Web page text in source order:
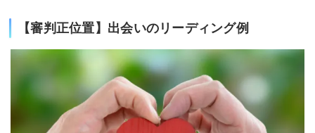
【審判正位置】出会いのリーディング例